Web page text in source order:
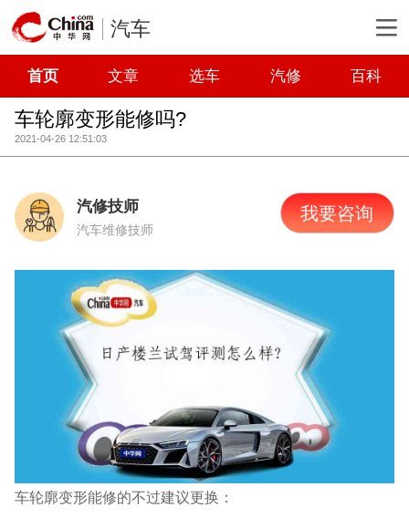
汽车
首页 文章 选车 汽修 百科
车轮廓变形能修吗?
2021-04-26 12:51:03
汽修技师
汽车维修技师
我要咨询
车轮廓变形能修的不过建议更换：